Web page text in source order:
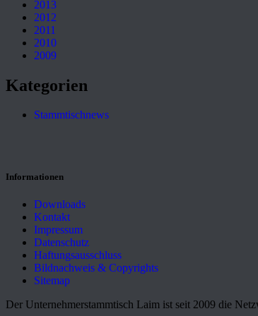
2013
2012
2011
2010
2009
Kategorien
Stammtischnews
Informationen
Downloads
Kontakt
Impressum
Datenschutz
Haftungsausschluss
Bildnachweis & Copyrights
Sitemap
Der Unternehmerstammtisch Laim ist seit 2009 die